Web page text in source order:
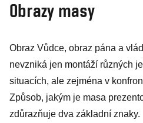
Obrazy masy
Obraz Vůdce, obraz pána a
nevzniká jen montáží různých
situacích, ale zejména v
Způsob, jakým je masa
zdůrazňuje dva základní znaky.